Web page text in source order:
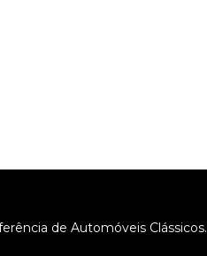
de Automóveis Clássicos.